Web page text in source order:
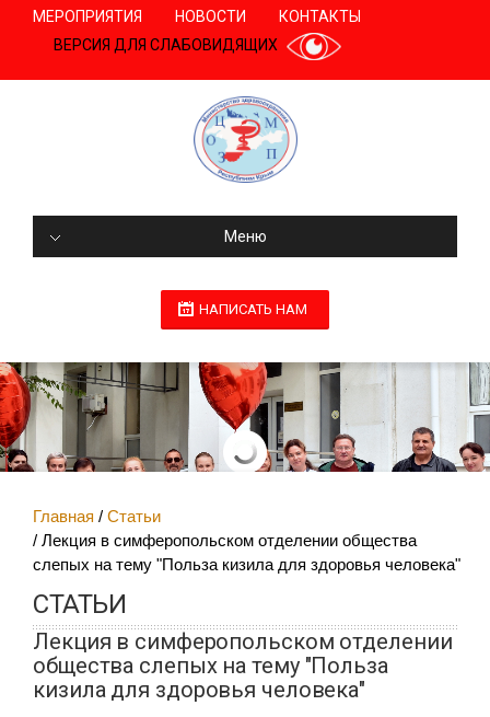
МЕРОПРИЯТИЯ НОВОСТИ
КОНТАКТЫ
ВЕРСИЯ ДЛЯ СЛАБОВИДЯЩИХ
Меню
НАПИСАТЬ НАМ
Главная
Статьи
Лекция в симферопольском отделении общества
слепых на тему "Польза кизила для здоровья человека"
СТАТЬИ
Лекция в симферопольском отделении
общества слепых на тему "Польза
кизила для здоровья человека"